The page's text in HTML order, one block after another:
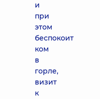
и
при
этом
беспокоит
ком
в
горле,
визит
к